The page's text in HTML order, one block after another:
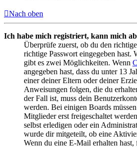
Nach oben
Ich habe mich registriert, kann mich
Überprüfe zuerst, ob du den
richtige Passwort eingegeben hast.
gibt es zwei Möglichkeiten. Wenn
angegeben hast, dass du unter 13
einer deiner Eltern oder deiner
Anweisungen folgen, die du
der Fall ist, muss dein
werden. Bei einigen Boards
Mitglieder erst freigeschaltet
selbst erledigen oder ein
wurde dir mitgeteilt, ob eine
Wenn du eine E-Mail erhalten hast,